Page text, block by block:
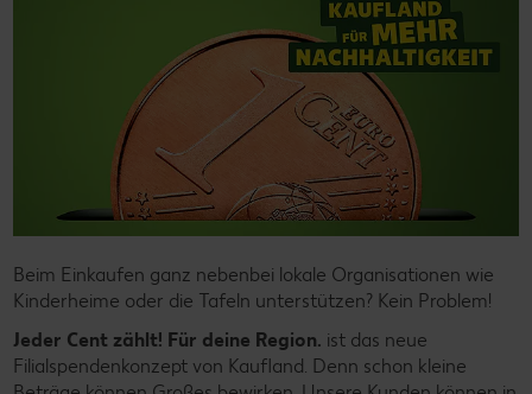
Beim Einkaufen ganz nebenbei lokale Organisationen wie
Kinderheime oder die Tafeln unterstützen? Kein Problem!
Jeder Cent zählt! Für deine Region. ist das neue
Filialspendenkonzept von Kaufland. Denn schon kleine